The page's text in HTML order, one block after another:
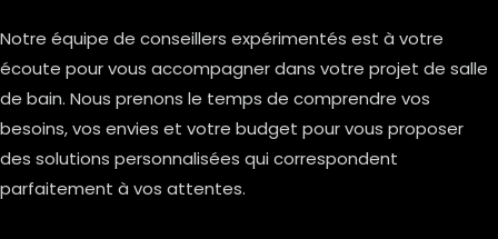
Notre équipe de conseillers expérimentés est à votre
écoute pour vous accompagner dans votre projet de salle
de bain. Nous prenons le temps de comprendre vos
besoins, vos envies et votre budget pour vous proposer
des solutions personnalisées qui correspondent
parfaitement à vos attentes.